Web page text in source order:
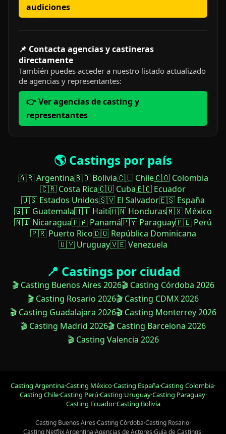
audiciones
📌 Contacta agencias y castineras
directamente
También puedes acceder a nuestro listado actualizado
de agencias y representantes:
👉 Ver agencias de casting y
representantes
🌎 Castings por país
🇦🇷 Argentina🇧🇴 Bolivia🇨🇱 Chile🇨🇴 Colombia
🇨🇷 Costa Rica🇨🇺 Cuba🇪🇨 Ecuador
🇺🇸 Estados Unidos🇸🇻 El Salvador🇪🇸 España
🇬🇹 Guatemala🇭🇹 Haití🇭🇳 Honduras🇲🇽 México
🇳🇮 Nicaragua🇵🇦 Panamá🇵🇾 Paraguay🇵🇪 Perú
🇵🇷 Puerto Rico🇩🇴 República Dominicana
🇺🇾 Uruguay🇻🇪 Venezuela
📍 Castings por ciudad
🎬 Casting Buenos Aires 2026🎬 Casting Córdoba 2026
🎬 Casting Rosario 2026🎬 Casting CDMX 2026
🎬 Casting Guadalajara 2026🎬 Casting Monterrey 2026
🎬 Casting Madrid 2026🎬 Casting Barcelona 2026
🎬 Casting Valencia 2026
Casting Argentina·Casting México·Casting España·Casting Colombia·
Casting Chile·Casting Perú·Casting Uruguay·Casting Paraguay·
Casting Ecuador·Casting Bolivia
Casting Buenos Aires·Casting Córdoba·Casting Rosario·
Casting Netflix Argentina Agencias de Actores Guía de Castings